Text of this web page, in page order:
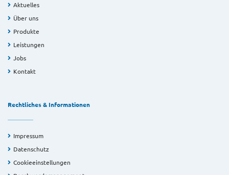
Aktuelles
Über uns
Produkte
Leistungen
Jobs
Kontakt
Rechtliches & Informationen
Impressum
Datenschutz
Cookieeinstellungen